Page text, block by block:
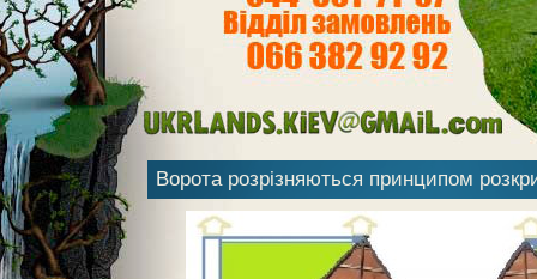
Ворота розрізняються принципом